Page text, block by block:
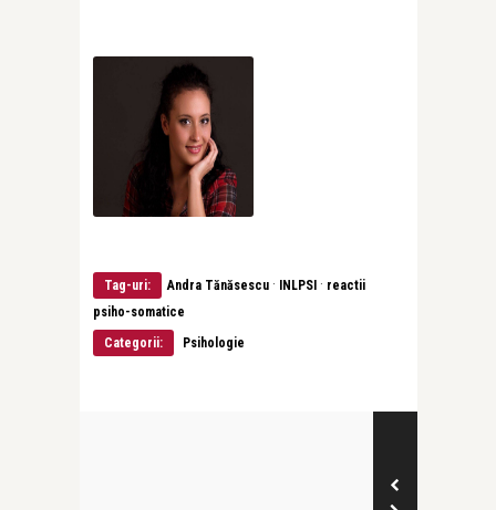
Tag-uri: Andra Tănăsescu · INLPSI · reactii
psiho-somatice
Categorii:
Psihologie